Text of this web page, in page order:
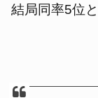
結局同率5位